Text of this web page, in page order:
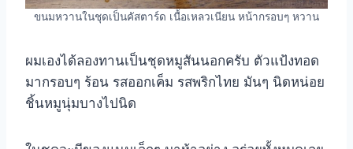
ขนมหวานในชุดเป็นคัสตาร์ด เนื้อเหลวเนียน หน้ากรอบๆ หวาน
ผมเองได้ลองทานเป็นชุดหมูสันนอกครับ ตัวแป้งทอด
มากรอบๆ ร้อน รสออกเค็ม รสพริกไทย มันๆ นิดหน่อย
ชิ้นหมูนุ่มบางไปนิด